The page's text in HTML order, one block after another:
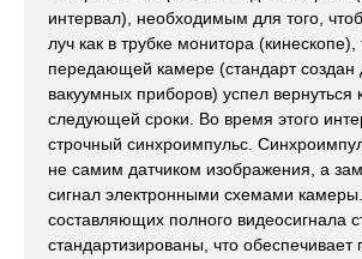
интервал), необходимым для того,
луч как в трубке монитора (кинескопе),
передающей камере (стандарт создан
вакуумных приборов) успел вернуться
следующей сроки. Во время этого
строчный синхроимпульс.
не самим датчиком изображения, а
сигнал электронными схемами
составляющих полного видеосигнала
стандартизированы, что обеспечивает